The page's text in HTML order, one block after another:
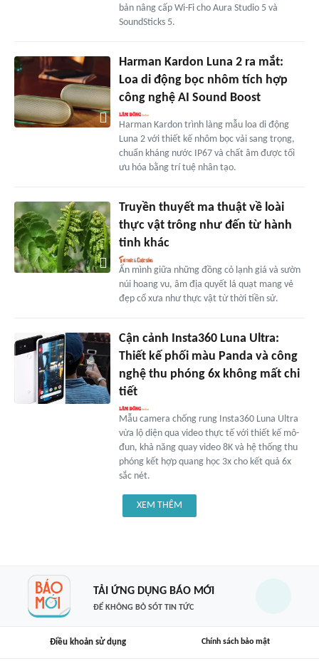
bản nâng cấp Wi-Fi cho Aura Studio 5 và
SoundSticks 5.
Harman Kardon Luna 2 ra mắt:
Loa di động bọc nhôm tích hợp
công nghệ AI Sound Boost
Harman Kardon trình làng mẫu loa di động
Luna 2 với thiết kế nhôm bọc vải sang trọng,
chuẩn kháng nước IP67 và chất âm được tối
ưu hóa bằng trí tuệ nhân tạo.
Truyền thuyết ma thuật về loài
thực vật trông như đến từ hành
tinh khác
Ẩn mình giữa những đồng cỏ lạnh giá và sườn
núi hoang vu, âm địa quyết lá quạt mang vẻ
đẹp cổ xưa như thực vật từ thời tiền sử.
Cận cảnh Insta360 Luna Ultra:
Thiết kế phối màu Panda và công
nghệ thu phóng 6x không mất chi
tiết
Mẫu camera chống rung Insta360 Luna Ultra
vừa lộ diện qua video thực tế với thiết kế mô-
đun, khả năng quay video 8K và hệ thống thu
phóng kết hợp quang học 3x cho kết quả 6x
sắc nét.
XEM THÊM
TẢI ỨNG DỤNG BÁO MỚI
ĐỂ KHÔNG BỎ SÓT TIN TỨC
Điều khoản sử dụng Chính sách bảo mật